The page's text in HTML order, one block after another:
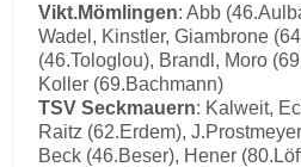
Vikt.Mömlingen: Abb
Wadel, Kinstler, Giambrone
(46.Tologlou), Brandl, Moro
Koller (69.Bachmann)
TSV Seckmauern: Kalweit,
Raitz (62.Erdem),
Beck (46.Beser), Hener